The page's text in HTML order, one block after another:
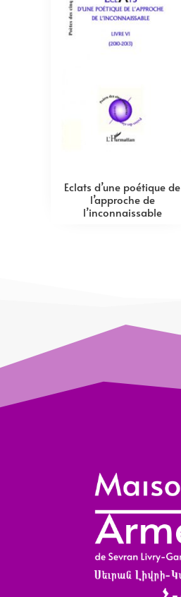
Eclats d’une poétique de
l’approche de
l’inconnaissable